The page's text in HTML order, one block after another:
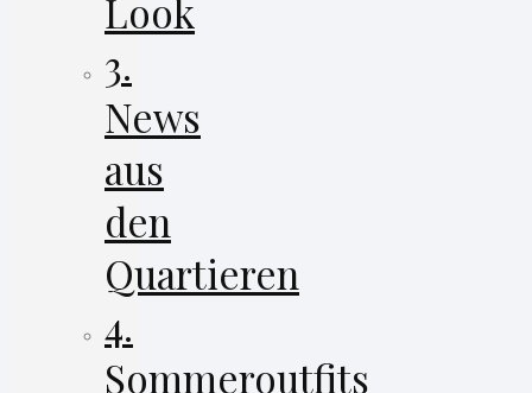
Look
3.
News
aus
den
Quartieren
4.
Sommeroutfits